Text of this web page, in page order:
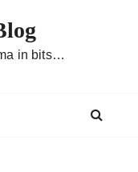
in bits…